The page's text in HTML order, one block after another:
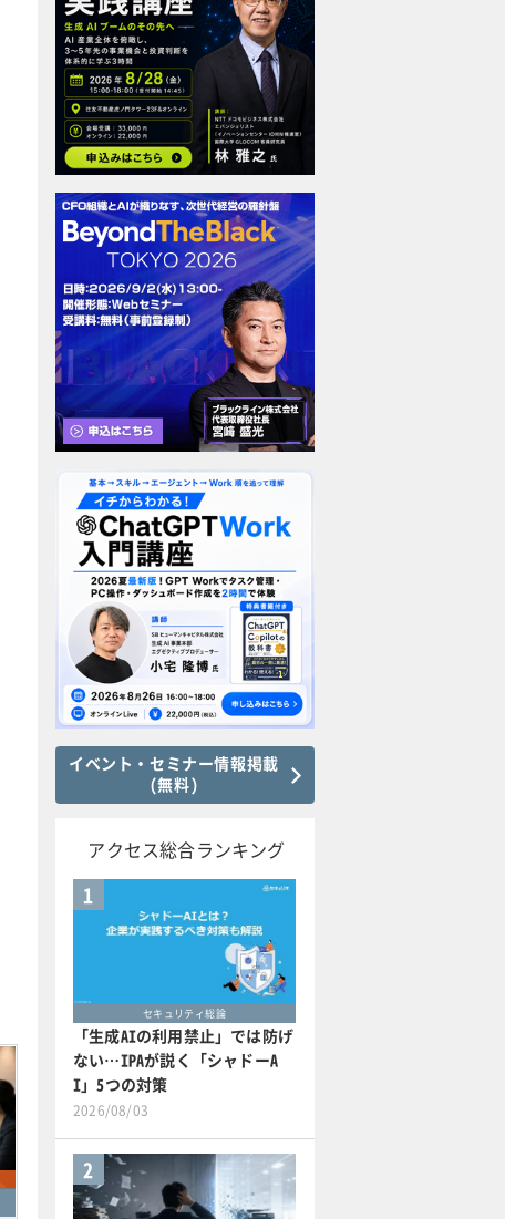
イベント・セミナー情報掲載
(無料)
アクセス総合ランキング
1
セキュリティ総論
「生成AIの利用禁止」では防げ
ない…IPAが説く「シャドーA
I」5つの対策
2026/08/03
2